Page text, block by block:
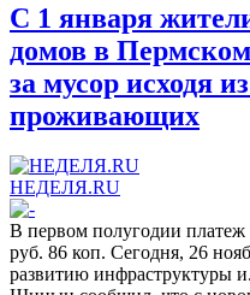
С 1 января
домов в
за мусор исходя
проживающих
НЕДЕЛЯ.RU
В первом полугодии платеж
руб. 86 коп. Сегодня, 26
развитию инфраструктуры